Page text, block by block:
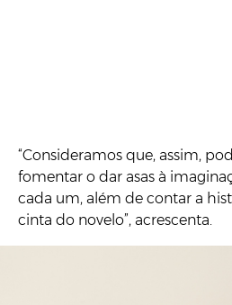
“Consideramos que, assim,
fomentar o dar asas à
cada um, além de contar a
cinta do novelo”, acrescenta.